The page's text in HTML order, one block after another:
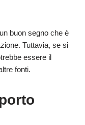
buon segno che è
Tuttavia, se si
essere il
fonti.